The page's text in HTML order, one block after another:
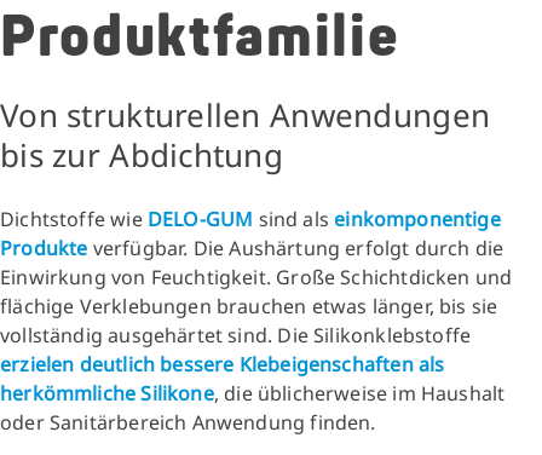
Produktfamilie
Von strukturellen Anwendungen
bis zur Abdichtung
Dichtstoffe wie DELO-GUM sind alseinkomponentige
Produkte verfügbar. Die Aushärtung erfolgt durch die
Einwirkung von Feuchtigkeit. Große Schichtdicken und
flächige Verklebungen brauchen etwas länger, bis sie
vollständig ausgehärtet sind. Die Silikonklebstoffe
erzielen deutlich bessere Klebeigenschaften als
herkömmliche Silikone, die üblicherweise im Haushalt
oder Sanitärbereich Anwendung finden.